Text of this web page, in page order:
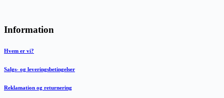
Information
Hvem er vi?
Salgs- og leveringsbetingelser
Reklamation og returnering